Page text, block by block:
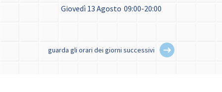
Giovedì 13 Agosto 09:00-20:00
guarda gli orari dei giorni successivi